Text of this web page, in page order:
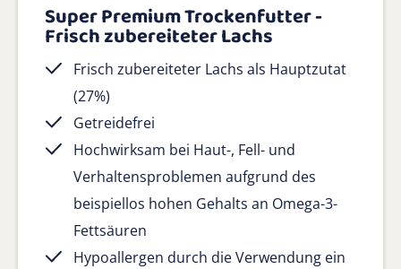
Super Premium Trockenfutter -
Frisch zubereiteter Lachs
Frisch zubereiteter Lachs als Hauptzutat
(27%)
Getreidefrei
Hochwirksam bei Haut-, Fell- und
Verhaltensproblemen aufgrund des
beispiellos hohen Gehalts an Omega-3-
Fettsäuren
Hypoallergen durch die Verwendung ein